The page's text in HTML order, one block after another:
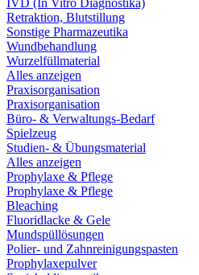
IVD (In Vitro Diagnostika)
Retraktion, Blutstillung
Sonstige Pharmazeutika
Wundbehandlung
Wurzelfüllmaterial
Alles anzeigen
Praxisorganisation
Praxisorganisation
Büro- & Verwaltungs-Bedarf
Spielzeug
Studien- & Übungsmaterial
Alles anzeigen
Prophylaxe & Pflege
Prophylaxe & Pflege
Bleaching
Fluoridlacke & Gele
Mundspüllösungen
Polier- und Zahnreinigungspasten
Prophylaxepulver